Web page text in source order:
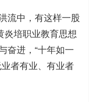
流中，有这样一股
炎培职业教育思想
奋进，“十年如一
者有业、有业者